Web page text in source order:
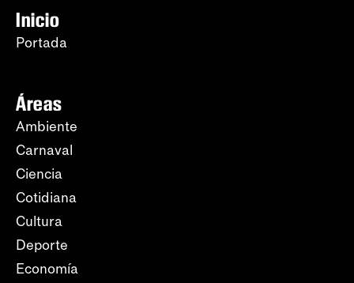
Inicio
Portada
Áreas
Ambiente
Carnaval
Ciencia
Cotidiana
Cultura
Deporte
Economía